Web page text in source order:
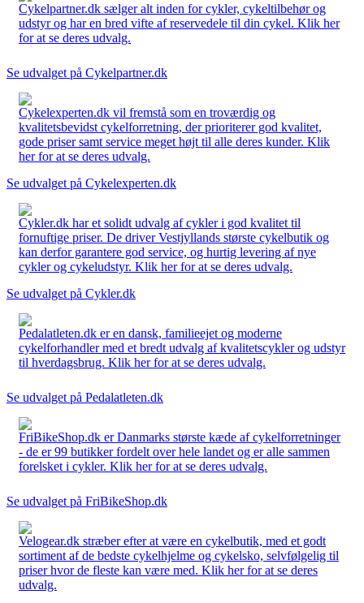
Cykelpartner.dk sælger alt inden for cykler, cykeltilbehør og
udstyr og har en bred vifte af reservedele til din cykel. Klik her
for at se deres udvalg.
Se udvalget på Cykelpartner.dk
Cykelexperten.dk vil fremstå som en troværdig og
kvalitetsbevidst cykelforretning, der prioriterer god kvalitet,
gode priser samt service meget højt til alle deres kunder. Klik
her for at se deres udvalg.
Se udvalget på Cykelexperten.dk
Cykler.dk har et solidt udvalg af cykler i god kvalitet til
fornuftige priser. De driver Vestjyllands største cykelbutik og
kan derfor garantere god service, og hurtig levering af nye
cykler og cykeludstyr. Klik her for at se deres udvalg.
Se udvalget på Cykler.dk
Pedalatleten.dk er en dansk, familieejet og moderne
cykelforhandler med et bredt udvalg af kvalitetscykler og udstyr
til hverdagsbrug. Klik her for at se deres udvalg.
Se udvalget på Pedalatleten.dk
FriBikeShop.dk er Danmarks største kæde af cykelforretninger
- de er 99 butikker fordelt over hele landet og er alle sammen
forelsket i cykler. Klik her for at se deres udvalg.
Se udvalget på FriBikeShop.dk
Velogear.dk stræber efter at være en cykelbutik, med et godt
sortiment af de bedste cykelhjelme og cykelsko, selvfølgelig til
priser hvor de fleste kan være med. Klik her for at se deres
udvalg.